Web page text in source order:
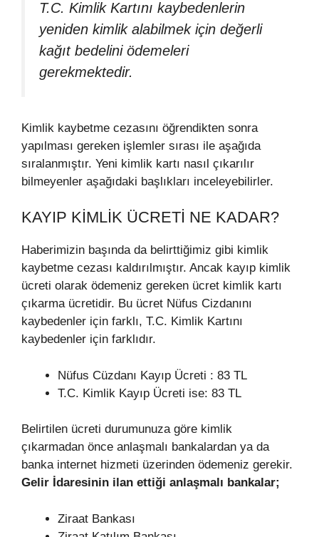
T.C. Kimlik Kartını kaybedenlerin
yeniden kimlik alabilmek için değerli
kağıt bedelini ödemeleri
gerekmektedir.
Kimlik kaybetme cezasını öğrendikten sonra
yapılması gereken işlemler sırası ile aşağıda
sıralanmıştır. Yeni kimlik kartı nasıl çıkarılır
bilmeyenler aşağıdaki başlıkları inceleyebilirler.
KAYIP KIMLIK ÜCRETI NE KADAR?
Haberimizin başında da belirttiğimiz gibi kimlik
kaybetme cezası kaldırılmıştır. Ancak kayıp kimlik
ücreti olarak ödemeniz gereken ücret kimlik kartı
çıkarma ücretidir. Bu ücret Nüfus Cizdanını
kaybedenler için farklı, T.C. Kimlik Kartını
kaybedenler için farklıdır.
Nüfus Cüzdanı Kayıp Ücreti : 83 TL
T.C. Kimlik Kayıp Ücreti ise: 83 TL
Belirtilen ücreti durumunuza göre kimlik
çıkarmadan önce anlaşmalı bankalardan ya da
banka internet hizmeti üzerinden ödemeniz gerekir.
Gelir İdaresinin ilan ettiği anlaşmalı bankalar;
Ziraat Bankası